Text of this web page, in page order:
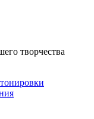
творчества